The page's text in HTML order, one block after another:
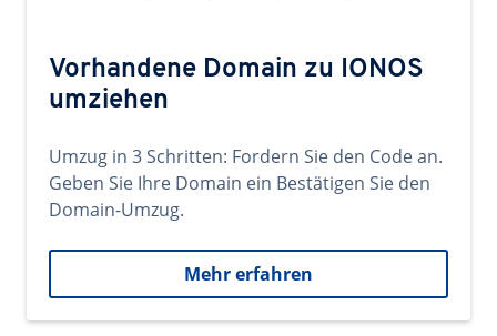
Vorhandene Domain zu IONOS
umziehen
Umzug in 3 Schritten: Fordern Sie den Code an.
Geben Sie Ihre Domain ein Bestätigen Sie den
Domain-Umzug.
Mehr erfahren